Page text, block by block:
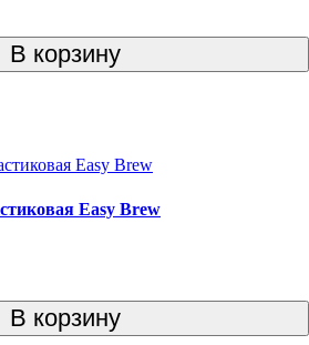
В корзину
Easy Brew
В корзину